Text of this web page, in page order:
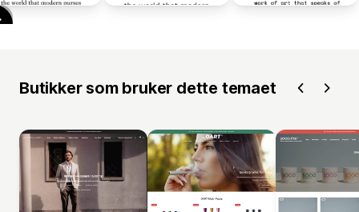
Butikker som bruker dette temaet